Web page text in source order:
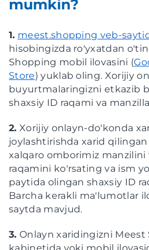
mumkin?
1. meest.shopping veb-
hisobingizda ro'yxatdan
Shopping mobil ilovasini (
Store) yuklab oling. Xorijiy
buyurtmalaringizni etkazib
shaxsiy ID raqami va
2. Xorijiy onlayn-do'konda
joylashtirishda xarid
xalqaro omborimiz
raqamini ko'rsating va ism
paytida olingan shaxsiy ID
Barcha kerakli ma'lumotlar
saytda mavjud.
3. Onlayn xaridingizni Meest